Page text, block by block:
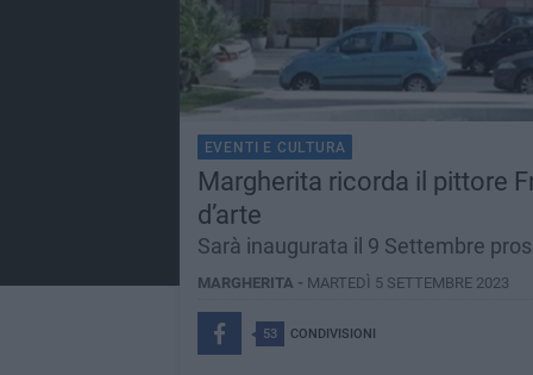
EVENTI E CULTURA
Margherita ricorda il pittore
d’arte
Sarà inaugurata il 9 Settembre
MARGHERITA - MARTEDÌ 5 SETTEMBRE 2023
53 CONDIVISIONI